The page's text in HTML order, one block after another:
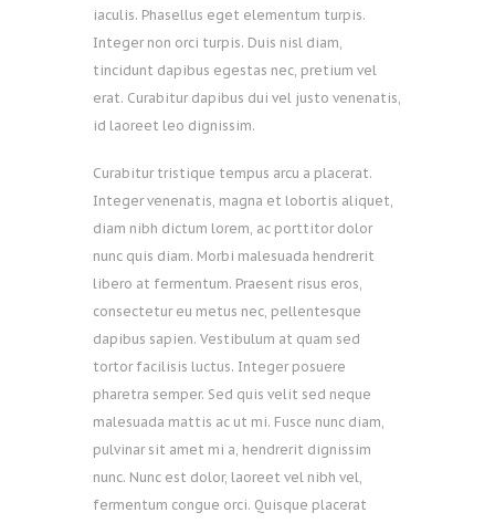
iaculis. Phasellus eget elementum turpis.
Integer non orci turpis. Duis nisl diam,
tincidunt dapibus egestas nec, pretium vel
erat. Curabitur dapibus dui vel justo venenatis,
id laoreet leo dignissim.
Curabitur tristique tempus arcu a placerat.
Integer venenatis, magna et lobortis aliquet,
diam nibh dictum lorem, ac porttitor dolor
nunc quis diam. Morbi malesuada hendrerit
libero at fermentum. Praesent risus eros,
consectetur eu metus nec, pellentesque
dapibus sapien. Vestibulum at quam sed
tortor facilisis luctus. Integer posuere
pharetra semper. Sed quis velit sed neque
malesuada mattis ac ut mi. Fusce nunc diam,
pulvinar sit amet mi a, hendrerit dignissim
nunc. Nunc est dolor, laoreet vel nibh vel,
fermentum congue orci. Quisque placerat